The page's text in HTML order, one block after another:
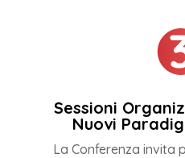
Sessioni
Nuovi
La Conferenza invita